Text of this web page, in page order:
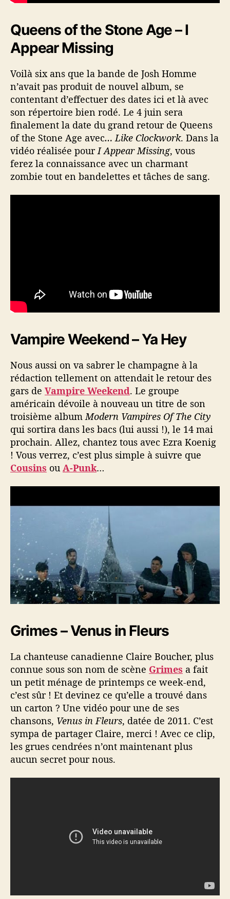
Queens of the Stone Age – I
Appear Missing
Voilà six ans que la bande de Josh Homme
n’avait pas produit de nouvel album, se
contentant d’effectuer des dates ici et là avec
son répertoire bien rodé. Le 4 juin sera
finalement la date du grand retour de Queens
of the Stone Age avec… Like Clockwork. Dans la
vidéo réalisée pourI Appear Missing, vous
ferez la connaissance avec un charmant
zombie tout en bandelettes et tâches de sang.
Vampire Weekend – Ya Hey
Nous aussi on va sabrer le champagne à la
rédaction tellement on attendait le retour des
gars de Vampire Weekend. Le groupe
américain dévoile à nouveau un titre de son
troisième albumModern Vampires Of The City
qui sortira dans les bacs (lui aussi !), le 14 mai
prochain. Allez, chantez tous avec Ezra Koenig
! Vous verrez, c’est plus simple à suivre que
Cousins ou A-Punk…
Grimes – Venus in Fleurs
La chanteuse canadienne Claire Boucher, plus
connue sous son nom de scène Grimes a fait
un petit ménage de printemps ce week-end,
c’est sûr ! Et devinez ce qu’elle a trouvé dans
un carton ? Une vidéo pour une de ses
chansons, Venus in Fleurs, datée de 2011. C’est
sympa de partager Claire, merci ! Avec ce clip,
les grues cendrées n’ont maintenant plus
aucun secret pour nous.